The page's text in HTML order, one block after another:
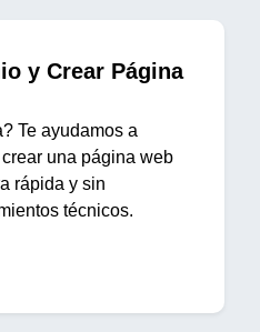
y Crear Página
Te ayudamos a
una página web
rápida y sin
técnicos.